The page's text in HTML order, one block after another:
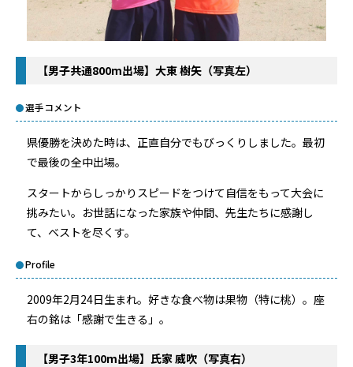
【男子共通800m出場】大東 樹矢（写真左）
選手コメント
県優勝を決めた時は、正直自分でもびっくりしました。最初
で最後の全中出場。
スタートからしっかりスピードをつけて自信をもって大会に
挑みたい。お世話になった家族や仲間、先生たちに感謝し
て、ベストを尽くす。
Profile
2009年2月24日生まれ。好きな食べ物は果物（特に桃）。座
右の銘は「感謝で生きる」。
【男子3年100m出場】氏家 威吹（写真右）